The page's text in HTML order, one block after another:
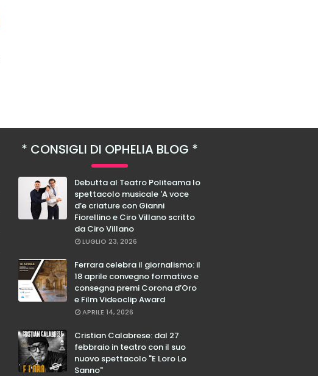
CONSIGLI DI OPHELIA BLOG
Debutta al Teatro Politeama lo
spettacolo musicale 'A voce
d’e criature con Gianni
Fiorellino e Ciro Villano scritto
da Ciro Villano
LUGLIO 23, 2026
Ferrara celebra il giornalismo: il
18 aprile convegno formativo e
consegna premi Corona d’Oro
e Film Videoclip Award
APRILE 14, 2026
Cristian Calabrese: dal 27
febbraio in teatro con il suo
nuovo spettacolo "E Loro Lo
Sanno"